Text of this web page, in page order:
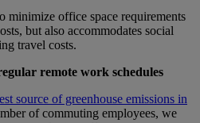
minimize office space requirements
but also accommodates social
travel costs.
remote work schedules
source of greenhouse emissions in
of commuting employees, we